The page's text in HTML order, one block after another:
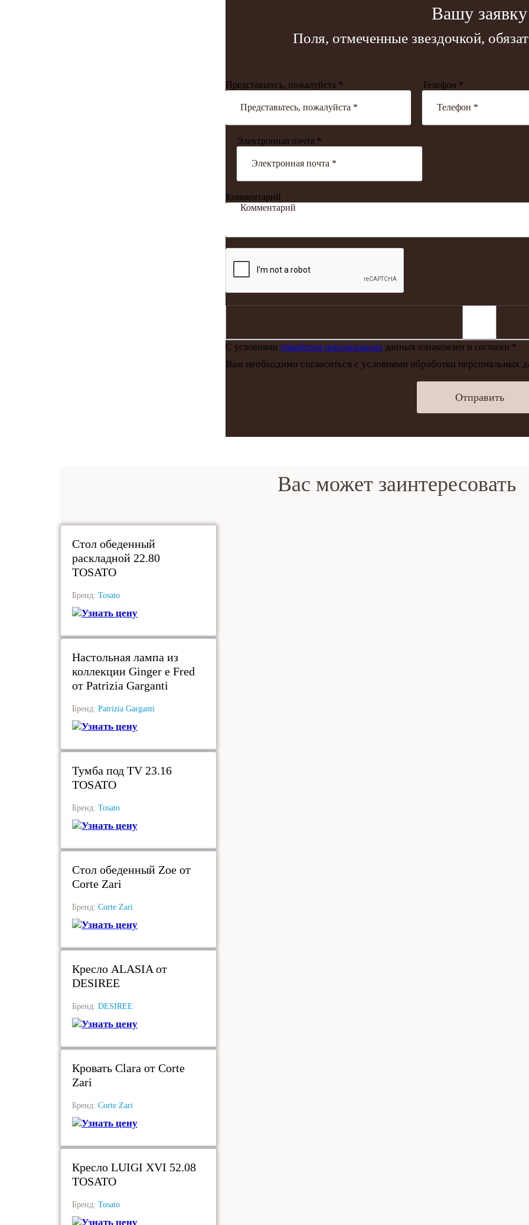
Вашу заявку
Поля, отмеченные звездочкой,
Представьтесь, пожалуйста * Телефон *
Электронная почта *
Комментарий
С условиями обработки персональных данных ознакомлен и согласен *
Вам необходимо согласиться с условиями обработки персональных
Отправить
Вас может заинтересовать
Стол обеденный
раскладной 22.80
TOSATO
Бренд: Tosato
Узнать цену
Настольная лампа из
коллекции Ginger e Fred
от Patrizia Garganti
Бренд: Patrizia Garganti
Узнать цену
Тумба под TV 23.16
TOSATO
Бренд: Tosato
Узнать цену
Стол обеденный Zoe от
Corte Zari
Бренд: Corte Zari
Узнать цену
Кресло ALASIA от
DESIREE
Бренд: DESIREE
Узнать цену
Кровать Clara от Corte
Zari
Бренд: Corte Zari
Узнать цену
Кресло LUIGI XVI 52.08
TOSATO
Бренд: Tosato
Узнать цену